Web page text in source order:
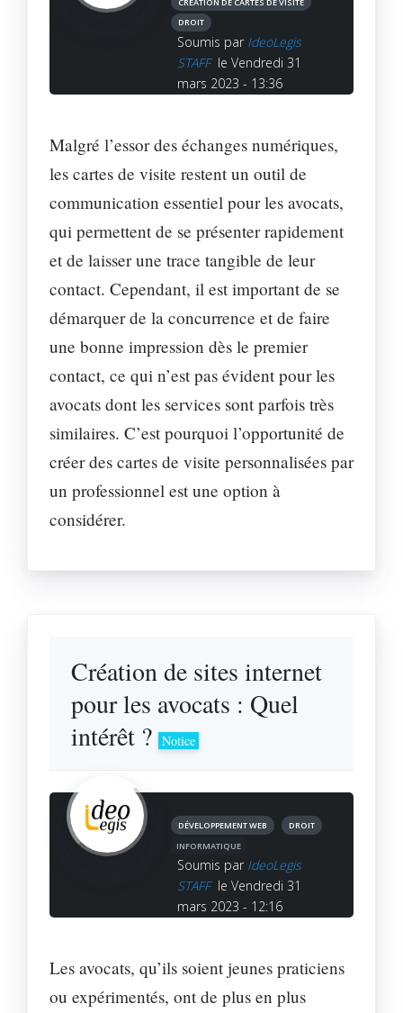
DROIT
Soumis par IdeoLegis
STAFF le Vendredi 31
mars 2023 - 13:36
Malgré l’essor des échanges numériques,
les cartes de visite restent un outil de
communication essentiel pour les avocats,
qui permettent de se présenter rapidement
et de laisser une trace tangible de leur
contact. Cependant, il est important de se
démarquer de la concurrence et de faire
une bonne impression dès le premier
contact, ce qui n’est pas évident pour les
avocats dont les services sont parfois très
similaires. C’est pourquoi l’opportunité de
créer des cartes de visite personnalisées par
un professionnel est une option à
considérer.
Création de sites internet
pour les avocats : Quel
intérêt ? Notice
DÉVELOPPEMENT WEB
DROIT
INFORMATIQUE
Soumis par IdeoLegis
STAFF le Vendredi 31
mars 2023 - 12:16
Les avocats, qu’ils soient jeunes praticiens
ou expérimentés, ont de plus en plus